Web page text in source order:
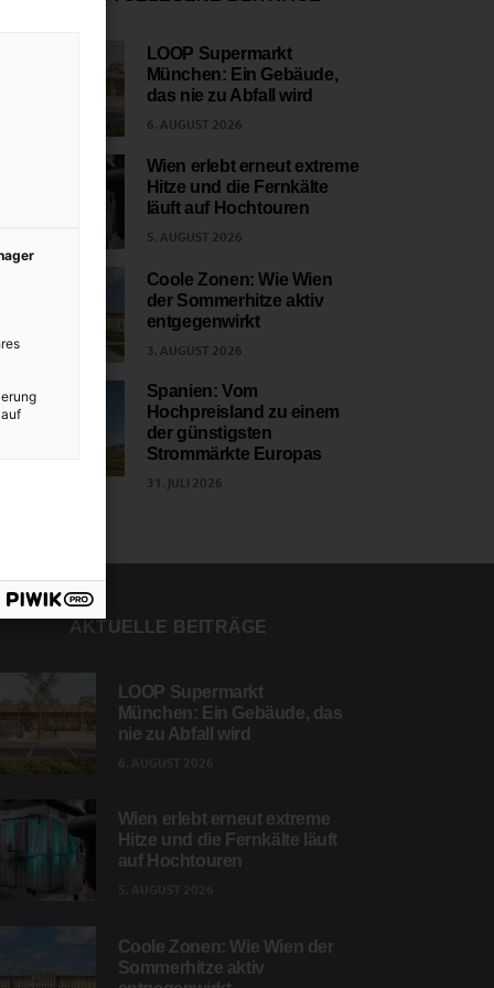
LOOP Supermarkt
München: Ein Gebäude,
das nie zu Abfall wird
6. AUGUST 2026
Wien erlebt erneut extreme
Hitze und die Fernkälte
läuft auf Hochtouren
5. AUGUST 2026
Coole Zonen: Wie Wien
der Sommerhitze aktiv
entgegenwirkt
3. AUGUST 2026
Spanien: Vom
Hochpreisland zu einem
der günstigsten
Strommärkte Europas
31. JULI 2026
AKTUELLE BEITRÄGE
LOOP Supermarkt
München: Ein Gebäude, das
nie zu Abfall wird
Wien erlebt erneut extreme
Hitze und die Fernkälte läuft
auf Hochtouren
Coole Zonen: Wie Wien der
Sommerhitze aktiv